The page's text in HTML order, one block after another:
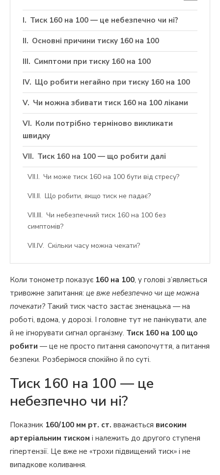
Тиск 160 на 100 — це небезпечно чи ні?
Основні причини тиску 160 на 100
Симптоми при тиску 160 на 100
Що робити негайно при тиску 160 на 100
Чи можна збивати тиск 160 на 100 ліками
Коли потрібно терміново викликати
швидку
Тиск 160 на 100 — що робити далі
Чи може тиск 160 на 100 бути від стресу?
Що робити, якщо тиск не падає?
Чи небезпечний тиск 160 на 100 без
симптомів?
Скільки часу можна чекати?
Чи можна лягати спати з таким тиском?
Коли тонометр показує 160 на 100, у голові з’являється
тривожне запитання: це вже небезпечно чи ще можна
почекати? Такий тиск часто застає зненацька — на
роботі, вдома, у дорозі. І головне тут не панікувати, але
й не ігнорувати сигнал організму. Тиск 160 на 100 що
робити — це не просто питання самопочуття, а питання
безпеки. Розберімося спокійно й по суті.
Тиск 160 на 100 — це
небезпечно чи ні?
Показник 160/100 мм рт. ст. вважається високим
артеріальним тиском і належить до другого ступеня
гіпертензії. Це вже не «трохи підвищений тиск» і не
випадкове коливання.